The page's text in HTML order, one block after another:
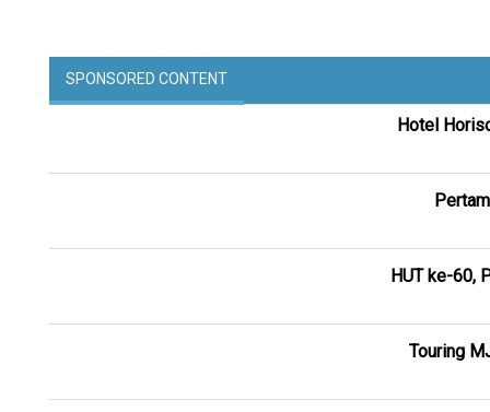
SPONSORED CONTENT
Hotel
HUT ke-60,
Touring